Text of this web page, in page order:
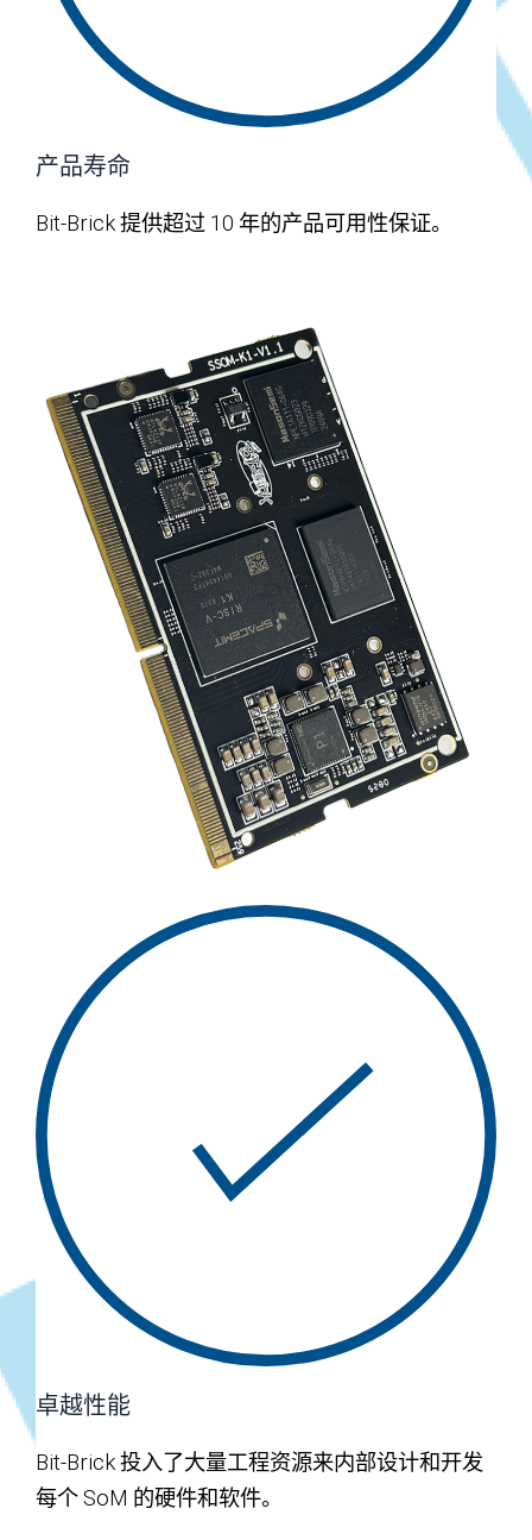
产品寿命
Bit-Brick 提供超过 10 年的产品可用性保证。
卓越性能
Bit-Brick 投入了大量工程资源来内部设计和开发
每个 SoM 的硬件和软件。